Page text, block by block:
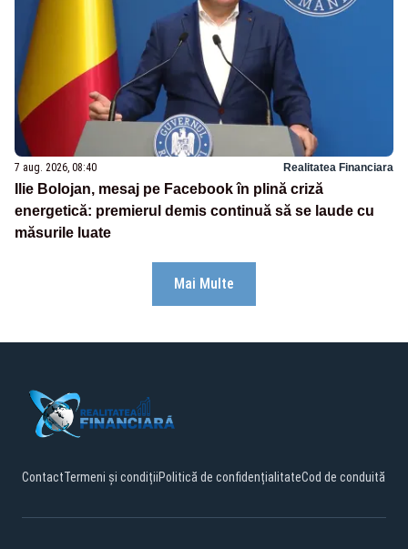
7 aug. 2026, 08:40 Realitatea Financiara
Ilie Bolojan, mesaj pe Facebook în plină criză
energetică: premierul demis continuă să se laude cu
măsurile luate
Mai Multe
ContactTermeni și condițiiPolitică de confidențialitateCod de conduită